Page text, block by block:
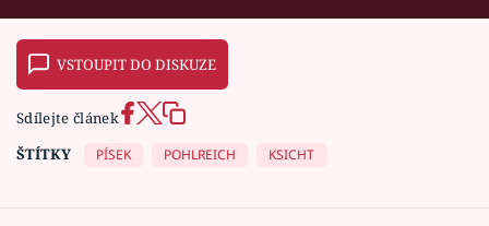
VSTOUPIT DO DISKUZE
Sdílejte článek
ŠTÍTKY
PÍSEK POHLREICH KSICHT